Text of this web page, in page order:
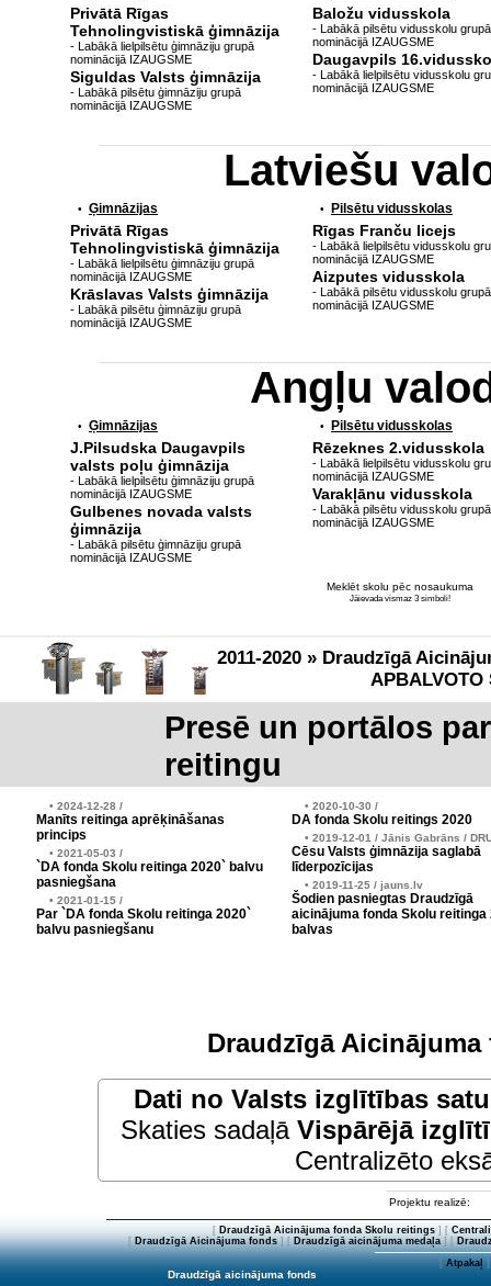
Privātā Rīgas
Tehnolingvistiskā ģimnāzija
- Labākā lielpilsētu ģimnāziju grupā
nominācijā IZAUGSME
Siguldas Valsts ģimnāzija
- Labākā pilsētu ģimnāziju grupā
nominācijā IZAUGSME
Baložu vidusskola
- Labākā pilsētu vidusskolu grupā
nominācijā IZAUGSME
Daugavpils
- Labākā lielpilsētu vidusskolu
nominācijā IZAUGSME
Latviešu
• Ģimnāzijas
Privātā Rīgas
Tehnolingvistiskā ģimnāzija
- Labākā lielpilsētu ģimnāziju grupā
nominācijā IZAUGSME
Krāslavas Valsts ģimnāzija
- Labākā pilsētu ģimnāziju grupā
nominācijā IZAUGSME
• Pilsētu vidusskolas
Rīgas Franču licejs
- Labākā lielpilsētu vidusskolu
nominācijā IZAUGSME
Aizputes vidusskola
- Labākā pilsētu vidusskolu grupā
nominācijā IZAUGSME
Angļu
• Ģimnāzijas
J.Pilsudska Daugavpils
valsts poļu ģimnāzija
- Labākā lielpilsētu ģimnāziju grupā
nominācijā IZAUGSME
Gulbenes novada valsts
ģimnāzija
- Labākā pilsētu ģimnāziju grupā
nominācijā IZAUGSME
• Pilsētu vidusskolas
Rēzeknes 2.vidusskola
- Labākā lielpilsētu vidusskolu
nominācijā IZAUGSME
Varakļānu vidusskola
- Labākā pilsētu vidusskolu grupā
nominācijā IZAUGSME
Meklēt skolu pēc nosaukuma
Jāievada vismaz 3 simboli!
2011-2020 » Draudzīgā
APBALVOTO
Presē un portālos
reitingu
• 2024-12-28 /
Manīts reitinga aprēķināšanas
princips
• 2021-05-03 /
`DA fonda Skolu reitinga 2020` balvu
pasniegšana
• 2021-01-15 /
Par `DA fonda Skolu reitinga 2020`
balvu pasniegšanu
• 2020-10-30 /
DA fonda Skolu reitings 2020
• 2019-12-01 / Jānis Gabrāns /
Cēsu Valsts ģimnāzija saglabā
līderpozīcijas
• 2019-11-25 / jauns.lv
Šodien pasniegtas Draudzīgā
aicinājuma fonda Skolu reitinga
balvas
Draudzīgā
Dati no Valsts izglītības
Skaties sadaļā Vispārējā
Centralizēto
Projektu realizē:
[ Draudzīgā Aicinājuma fonda Skolu reitings] [
[Draudzīgā Aicinājuma fonds] [Draudzīgā aicinājuma medaļa] [
[Atpakaļ]
Draudzīgā aicinājuma fonds